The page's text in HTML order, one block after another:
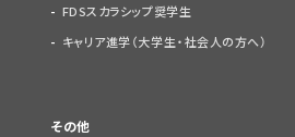
FDSスカラシップ奨学生
キャリア進学（大学生・社会人の方へ）
その他